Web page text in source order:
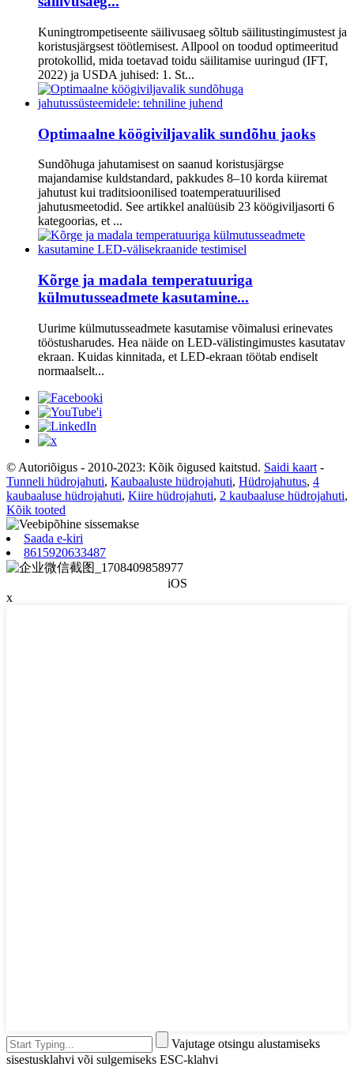
Kuningtrompetiseente säilivusaeg sõltub säilitustingimustest ja
koristusjärgsest töötlemisest. Allpool on toodud optimeeritud
protokollid, mida toetavad toidu säilitamise uuringud (IFT,
2022) ja USDA juhised: 1. St...
Optimaalne köögiviljavalik sundõhu jaoks
Sundõhuga jahutamisest on saanud koristusjärgse
majandamise kuldstandard, pakkudes 8–10 korda kiiremat
jahutust kui traditsioonilised toatemperatuurilised
jahutusmeetodid. See artikkel analüüsib 23 köögiviljasorti 6
kategoorias, et ...
Kõrge ja madala temperatuuriga
külmutusseadmete kasutamine...
Uurime külmutusseadmete kasutamise võimalusi erinevates
tööstusharudes. Hea näide on LED-välistingimustes kasutatav
ekraan. Kuidas kinnitada, et LED-ekraan töötab endiselt
normaalselt...
© Autoriõigus - 2010-2023: Kõik õigused kaitstud. Saidi kaart -
Tunneli hüdrojahuti, Kaubaaluste hüdrojahuti, Hüdrojahutus, 4
kaubaaluse hüdrojahuti, Kiire hüdrojahuti, 2 kaubaaluse hüdrojahuti,
Kõik tooted
Saada e-kiri
8615920633487
iOS
x
Vajutage otsingu alustamiseks
sisestusklahvi või sulgemiseks ESC-klahvi